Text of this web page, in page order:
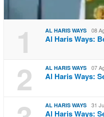
1 AL HARIS WAYS 08
Al Haris Ways:
2 AL HARIS WAYS 07
Al Haris Ways:
AL HARIS WAYS 31
Al Haris Ways: